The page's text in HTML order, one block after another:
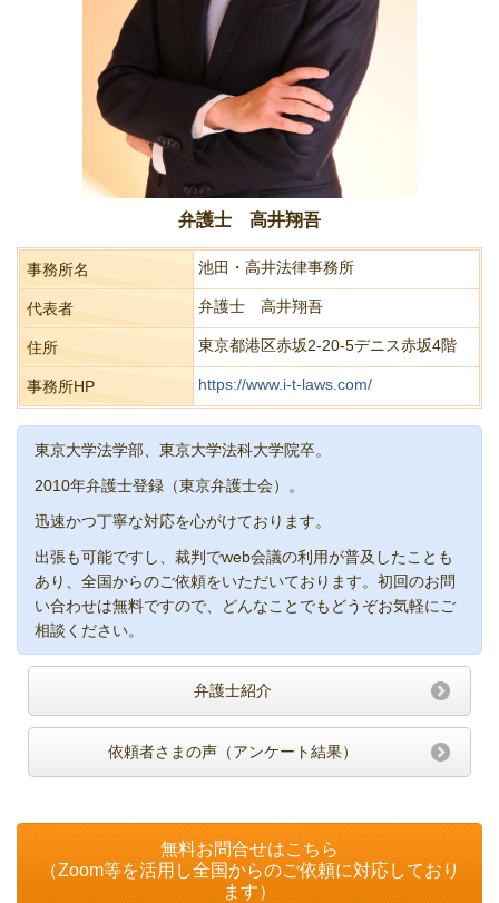
弁護士 高井翔吾
事務所名 池田・高井法律事務所
代表者 弁護士 高井翔吾
住所 東京都港区赤坂2-20-5デニス赤坂4階
事務所HP https://www.i-t-laws.com/
東京大学法学部、東京大学法科大学院卒。
2010年弁護士登録（東京弁護士会）。
迅速かつ丁寧な対応を心がけております。
出張も可能ですし、裁判でweb会議の利用が普及したことも
あり、全国からのご依頼をいただいております。初回のお問
い合わせは無料ですので、どんなことでもどうぞお気軽にご
相談ください。
弁護士紹介
依頼者さまの声（アンケート結果）
無料お問合せはこちら
（Zoom等を活用し全国からのご依頼に対応しており
ます）